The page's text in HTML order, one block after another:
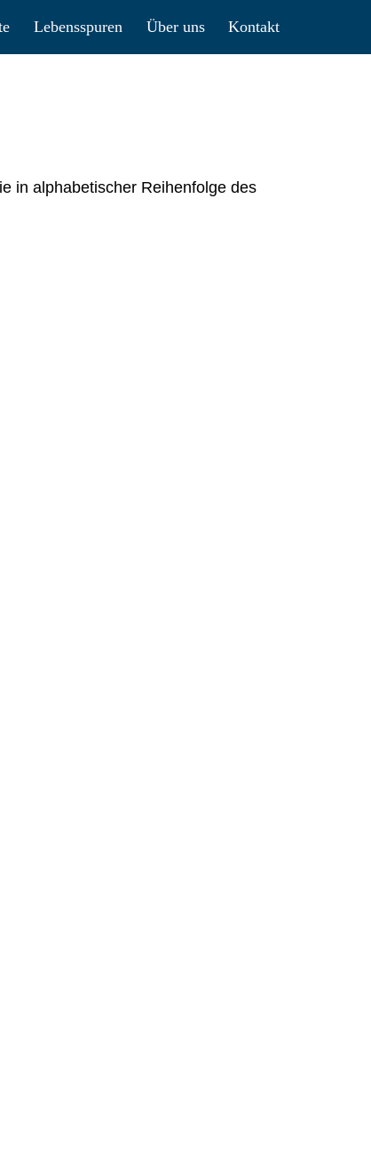
Lebensspuren Über uns Kontakt
in alphabetischer Reihenfolge des